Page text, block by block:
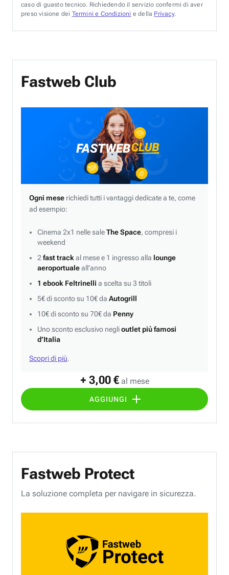
caso di guasto tecnico. Richiedendo il servizio confermi di aver
preso visione dei Termini e Condizioni e della Privacy.
Fastweb Club
+ 3,00 € al mese
AGGIUNGI
Ogni mese richiedi tutti i vantaggi dedicate a te, come
ad esempio:
Cinema 2x1 nelle saleThe Space, compresi i
weekend
2 fast track al mese e 1 ingresso alla lounge
aeroportualeall’anno
1 ebook Feltrinelli a scelta su 3 titoli
5€ di sconto su 10€ da Autogrill
10€ di sconto su 70€ da Penny
Uno sconto esclusivo neglioutlet più famosi
d’Italia
Scopri di più.
Fastweb Protect
La soluzione completa per navigare in sicurezza.